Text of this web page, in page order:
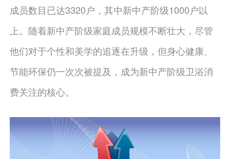
成员数目已达3320户，其中新中产阶级1000户以
上。随着新中产阶级家庭成员规模不断壮大，尽管
他们对于个性和美学的追逐在升级，但身心健康、
节能环保仍一次次被提及，成为新中产阶级卫浴消
费关注的核心。